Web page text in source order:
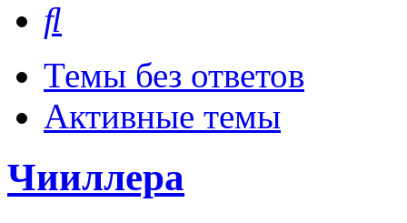
Темы без ответов
Активные темы
Чииллера